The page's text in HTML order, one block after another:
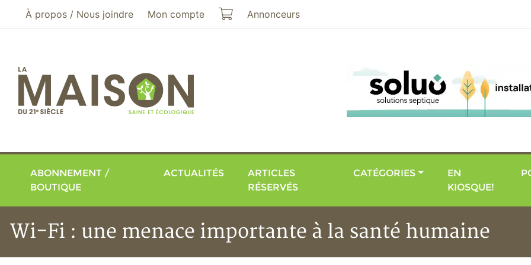
Aller au menu principal
Aller au contenu principal
À propos / Nous joindre Mon compte Mon panier
Annonceurs
ABONNEMENT /
BOUTIQUE
ACTUALITÉS
ARTICLES
RÉSERVÉS
CATÉGORIES
EN
KIOSQUE!
Wi-Fi : une menace importante à la santé humaine